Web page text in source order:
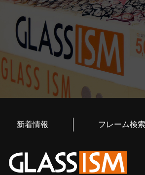
新着情報 フレーム検索